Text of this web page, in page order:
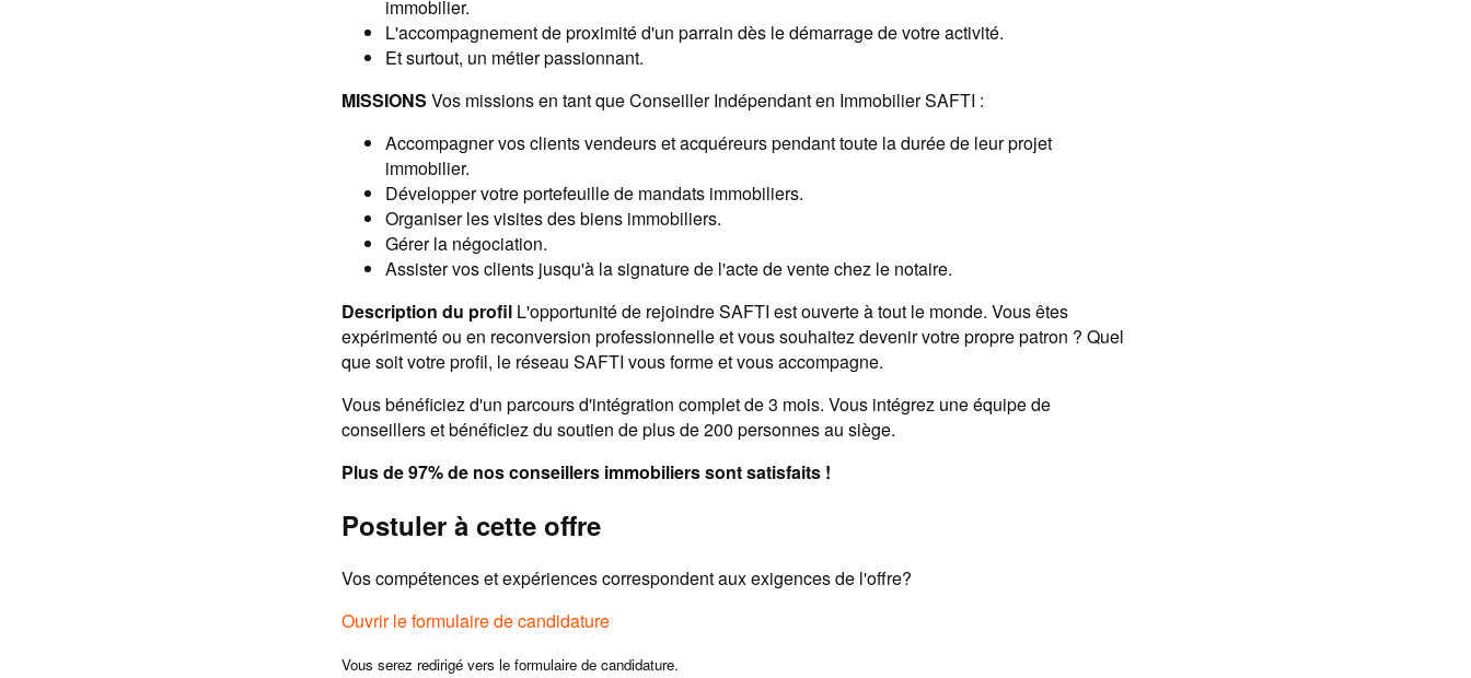
immobilier.
L'accompagnement de proximité d'un parrain dès le démarrage de votre activité.
Et surtout, un métier passionnant.
MISSIONS Vos missions en tant que Conseiller Indépendant en Immobilier SAFTI :
Accompagner vos clients vendeurs et acquéreurs pendant toute la durée de leur projet
immobilier.
Développer votre portefeuille de mandats immobiliers.
Organiser les visites des biens immobiliers.
Gérer la négociation.
Assister vos clients jusqu'à la signature de l'acte de vente chez le notaire.
Description du profil L'opportunité de rejoindre SAFTI est ouverte à tout le monde. Vous êtes
expérimenté ou en reconversion professionnelle et vous souhaitez devenir votre propre patron ? Quel
que soit votre profil, le réseau SAFTI vous forme et vous accompagne.
Vous bénéficiez d'un parcours d'intégration complet de 3 mois. Vous intégrez une équipe de
conseillers et bénéficiez du soutien de plus de 200 personnes au siège.
Plus de 97% de nos conseillers immobiliers sont satisfaits !
Postuler à cette offre
Vos compétences et expériences correspondent aux exigences de l'offre?
Ouvrir le formulaire de candidature
Vous serez redirigé vers le formulaire de candidature.